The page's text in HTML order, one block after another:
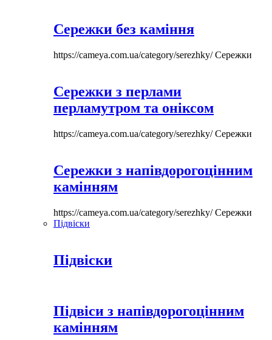
Сережки без каміння
https://cameya.com.ua/category/serezhky/Сережки
Сережки з перлами
перламутром та оніксом
https://cameya.com.ua/category/serezhky/Сережки
Сережки з напівдорогоцінним
камінням
https://cameya.com.ua/category/serezhky/Сережки
Підвіски
Підвіски
Підвіси з напівдорогоцінним
камінням